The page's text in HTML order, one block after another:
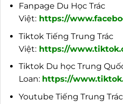
Fanpage Du Học Trác
Việt:https://
Tiktok Tiếng Trung Trác
Việt: https://
Tiktok Du học Trung
Loan: https://
Youtube Tiếng Trung Trác